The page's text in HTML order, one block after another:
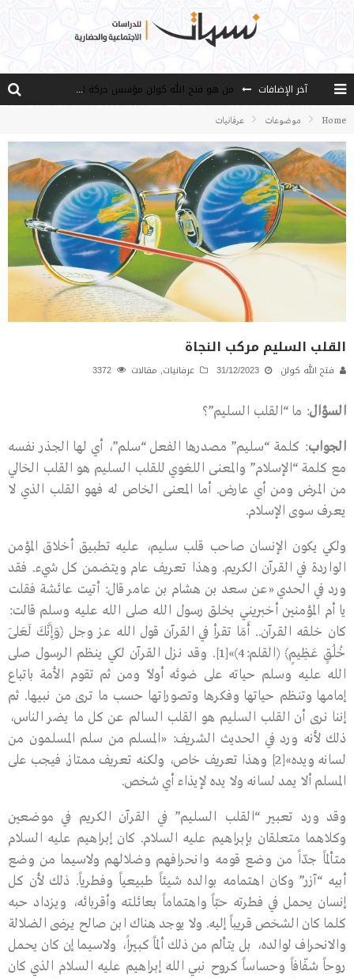
آخر الإضافات
من هو فتح الله كولن مؤسس حركة الخدمة؟
الأستاذ عالما عارفا حكيما
مصادر العلم وسببه
النـزعة التجديدية عند الأستاذ فتح الله كولن
Home موضوعات عرفانيات
القلب السليم مركب النجاة
فتح الله كولن 31/12/2023 عرفانيات, مقالات
السؤال: ما “القلب السليم”؟
الجواب: كلمة “سليم” مصدرها الفعل “سلم”، أي لها الجذر نفسه
مع كلمة “الإسلام” والمعنى اللغوي للقلب السليم هو القلب الخالي
من المرض ومن أي عارض. أما المعنى الخاص له فهو القلب الذي لا
يعرف سوى الإسلام.
ولكي يكون الإنسان صاحب قلب سليم، عليه تطبيق أخلاق المؤمن
الواردة في القرآن الكريم. وهذا تعريف عام ويتضمن كل شيء. فقد
ورد في الحدي «عن سعد بن هشام بن عامر قال: أتيت عائشة فقلت
يا أم المؤمنين أخبريني بخلق رسول الله صلى الله عليه وسلم قالت:
كان خلقه القرآن.. أَمَا تقرأ في القرآن قول الله عز وجل ﴿وَإِنَّكَ لَعَلَى
خُلُقٍ عَظِيمٍ﴾ (القلم:4)»[1]. وقد نـزل القرآن لكي ينظم الرسول صلى
الله عليه وسلم حياته على ضوئه أولاً ومن ثم تقوم الأمة باتباع
إمامها وتنظم حياتها وفكرها وتصوراتها حسب ما ترى من نبيها. ثم
إننا نرى أن القلب السليم هو القلب السالم عن كل ما يضر الناس،
ذلك لأنه ورد في الحديث الشريف: «المسلم من سلم المسلمون من
لسانه ويده»[2] وهذا تعريف خاص، ولكنه تعريف ممتاز. فيجب على
المسلم ألا يمد لسانه ولا يده لإيذاء أي شخص.
وقد ورد تعبير “القلب السليم” في القرآن الكريم في موضعين
وكلاهما متعلقان بإبراهيم عليه السلام. كان إبراهيم عليه السلام
متألماً جدّاً من وضع قومه وانحرافهم وضلالهم ولاسيما من وضع
أبيه “آزر” وكان اهتمامه بوالده شيئاً طبيعياً وفطرياً. ذلك لأن كل
إنسان يحمل في فطرته حبّاً واهتماماً بعائلته وأقربائه، ويزداد حبه
كلما كان الشخص قريباً إليه. ولا يوجد هناك ابن صالح يرضى الضلالة
والانحراف لوالده، بل يتألم من ذلك ألماً كبيراً، ولاسيما إن كان يحمل
روحاً شفّافاً وحساساً كروح نبي الله إبراهيم عليه السلام الذي كان